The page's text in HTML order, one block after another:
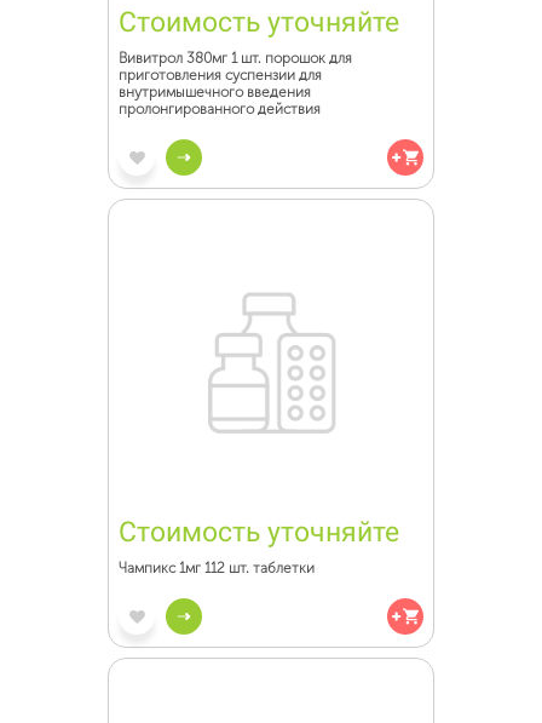
Стоимость уточняйте
Вивитрол 380мг 1 шт. порошок для
приготовления суспензии для
внутримышечного введения
пролонгированного действия
Стоимость уточняйте
Чампикс 1мг 112 шт. таблетки